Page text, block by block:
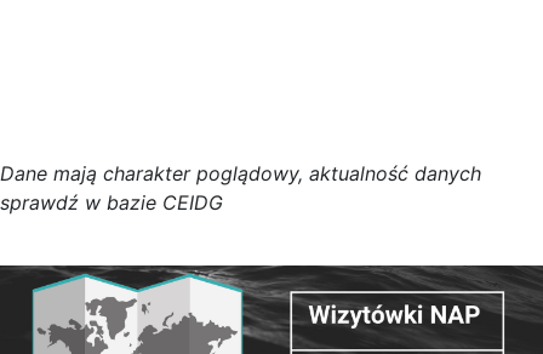
Dane mają charakter poglądowy, aktualność danych
sprawdź w bazie CEIDG